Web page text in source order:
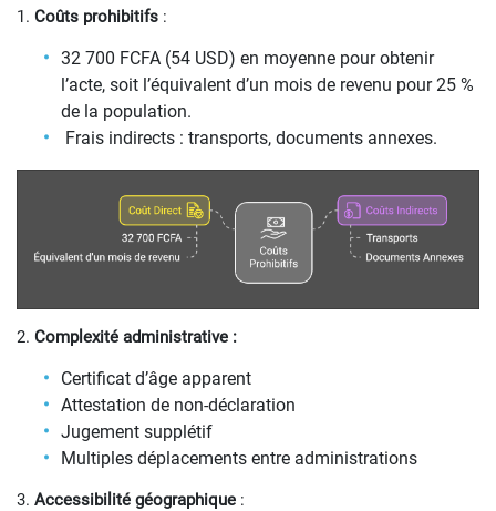
1. Coûts prohibitifs :
32 700 FCFA (54 USD) en moyenne pour obtenir
l’acte, soit l’équivalent d’un mois de revenu pour 25 %
de la population.
Frais indirects : transports, documents annexes.
2. Complexité administrative :
Certificat d’âge apparent
Attestation de non-déclaration
Jugement supplétif
Multiples déplacements entre administrations
3. Accessibilité géographique :